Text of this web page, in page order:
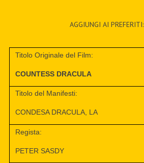
AGGIUNGI AI PREFERITI:
Titolo Originale del Film:
COUNTESS DRACULA
Titolo del Manifesti:
CONDESA DRACULA, LA
Regista:
PETER SASDY